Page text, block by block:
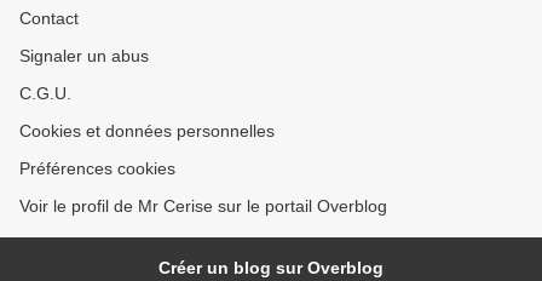
Contact
Signaler un abus
C.G.U.
Cookies et données personnelles
Préférences cookies
Voir le profil de Mr Cerise sur le portail Overblog
Créer un blog sur Overblog